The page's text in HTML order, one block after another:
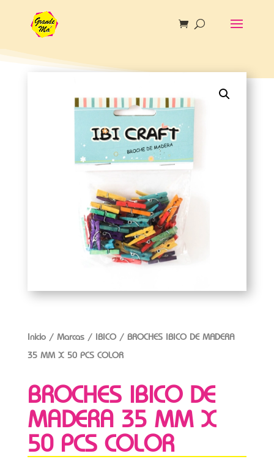
Inicio/ Marcas/ IBICO/ BROCHES IBICO DE MADERA
35 MM X 50 PCS COLOR
BROCHES IBICO DE
MADERA 35 MM X
50 PCS COLOR